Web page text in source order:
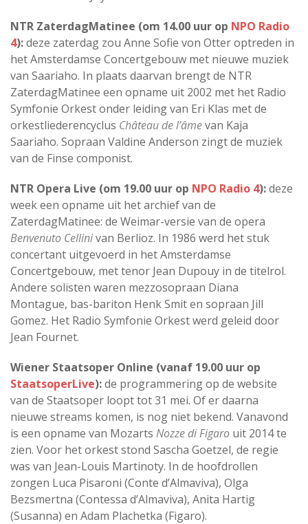
NTR ZaterdagMatinee (om 14.00 uur op NPO Radio
4):deze zaterdag zou Anne Sofie von Otter optreden in
het Amsterdamse Concertgebouw met nieuwe muziek
van Saariaho. In plaats daarvan brengt de NTR
ZaterdagMatinee een opname uit 2002 met het Radio
Symfonie Orkest onder leiding van Eri Klas met de
orkestliederencyclus Château de l’âmevan Kaja
Saariaho. Sopraan Valdine Anderson zingt de muziek
van de Finse componist.
NTR Opera Live (om 19.00 uur op NPO Radio 4):deze
week een opname uit het archief van de
ZaterdagMatinee: de Weimar-versie van de opera
Benvenuto Cellinivan Berlioz. In 1986 werd het stuk
concertant uitgevoerd in het Amsterdamse
Concertgebouw, met tenor Jean Dupouy in de titelrol.
Andere solisten waren mezzosopraan Diana
Montague, bas-bariton Henk Smit en sopraan Jill
Gomez. Het Radio Symfonie Orkest werd geleid door
Jean Fournet.
Wiener Staatsoper Online (vanaf 19.00 uur op
StaatsoperLive):de programmering op de website
van de Staatsoper loopt tot 31 mei. Of er daarna
nieuwe streams komen, is nog niet bekend. Vanavond
is een opname van Mozarts Nozze di Figaro uit 2014 te
zien. Voor het orkest stond Sascha Goetzel, de regie
was van Jean-Louis Martinoty. In de hoofdrollen
zongen Luca Pisaroni (Conte d’Almaviva), Olga
Bezsmertna (Contessa d’Almaviva), Anita Hartig
(Susanna) en Adam Plachetka (Figaro).